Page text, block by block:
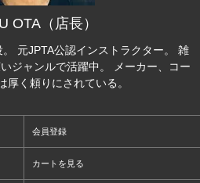
OTA（店長）
元JPTA公認インストラクター。 雑
ジャンルで活躍中。 メーカー、コー
厚く頼りにされている。
会員登録
カートを見る